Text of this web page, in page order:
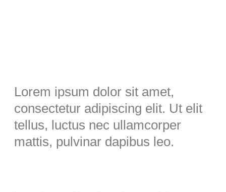
Lorem ipsum dolor sit amet,
consectetur adipiscing elit. Ut elit
tellus, luctus nec ullamcorper
mattis, pulvinar dapibus leo.